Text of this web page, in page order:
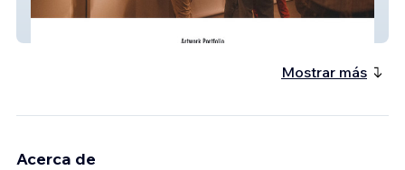
Mostrar más
Acerca de